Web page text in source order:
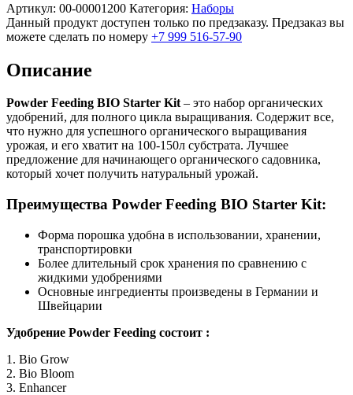
Артикул: 00-00001200 Категория: Наборы
Данный продукт доступен только по предзаказу. Предзаказ вы
можете сделать по номеру +7 999 516-57-90
Описание
Powder Feeding BIO Starter Kit– это набор органических
удобрений, для полного цикла выращивания. Содержит все,
что нужно для успешного органического выращивания
урожая, и его хватит на 100-150л субстрата. Лучшее
предложение для начинающего органического садовника,
который хочет получить натуральный урожай.
Преимущества Powder Feeding BIO Starter Kit:
Форма порошка удобна в использовании, хранении,
транспортировки
Более длительный срок хранения по сравнению с
жидкими удобрениями
Основные ингредиенты произведены в Германии и
Швейцарии
Удобрение Powder Feeding состоит :
1. Bio Grow
2. Bio Bloom
3. Enhancer